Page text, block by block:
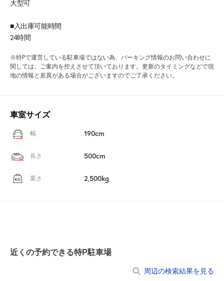
大型可
■入出庫可能時間
24時間
※特Pで運営している駐車場ではない為、パーキング情報のお問い合わせに
関しては、ご案内を控えさせて頂いております。更新のタイミングなどで現
地の情報と差異がある場合がございますのでご了承ください。
車室サイズ
幅 190cm
長さ 500cm
重さ 2,500kg
近くの予約できる特P駐車場
周辺の検索結果を見る